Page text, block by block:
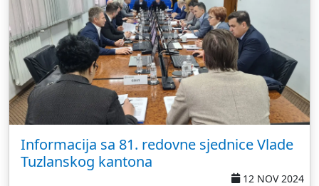
Informacija sa 81. redovne sjednice Vlade
Tuzlanskog kantona
12 NOV 2024